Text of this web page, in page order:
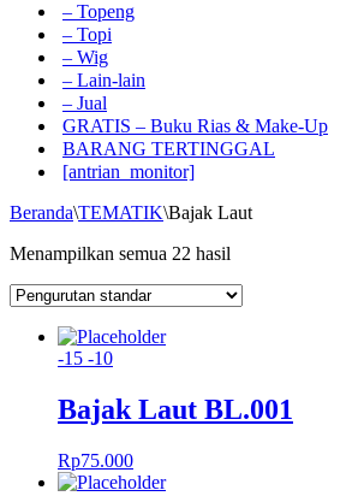
– Topeng
– Topi
– Wig
– Lain-lain
– Jual
GRATIS – Buku Rias & Make-Up
BARANG TERTINGGAL
[antrian_monitor]
Beranda\TEMATIK\Bajak Laut
Menampilkan semua 22 hasil
-15 -10
Bajak Laut BL.001
Rp75.000